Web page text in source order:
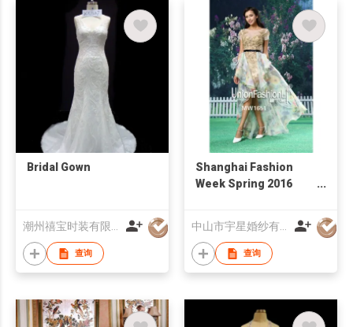
Bridal Gown
查询
Shanghai Fashion
Week Spring 2016
Printed Fabric
Wedding Dress
查询